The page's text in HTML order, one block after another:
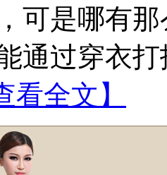
可是哪有
通过穿衣
看全文】